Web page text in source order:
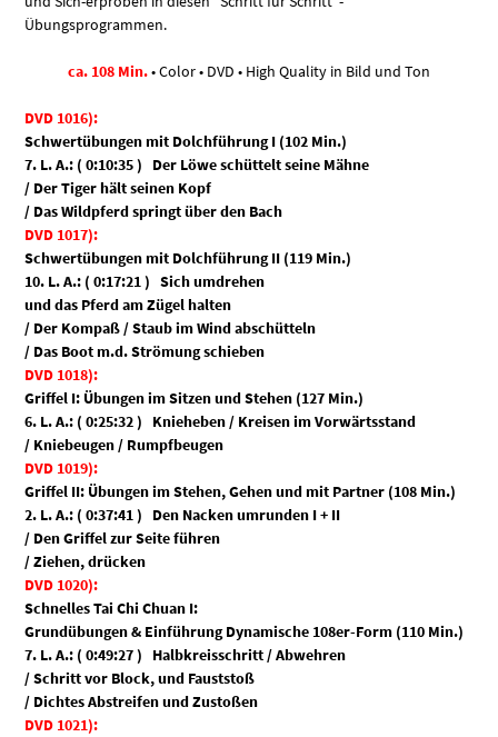
Übungsprogrammen.
ca. 108 Min.• Color • DVD • High Quality in Bild und Ton
DVD 1016):
Schwertübungen mit Dolchführung I (102 Min.)
7. L. A.: ( 0:10:35 ) Der Löwe schüttelt seine Mähne
/ Der Tiger hält seinen Kopf
/ Das Wildpferd springt über den Bach
DVD 1017):
Schwertübungen mit Dolchführung II (119 Min.)
10. L. A.: ( 0:17:21 ) Sich umdrehen
und das Pferd am Zügel halten
/ Der Kompaß / Staub im Wind abschütteln
/ Das Boot m.d. Strömung schieben
DVD 1018):
Griffel I: Übungen im Sitzen und Stehen (127 Min.)
6. L. A.: ( 0:25:32 ) Knieheben / Kreisen im Vorwärtsstand
/ Kniebeugen / Rumpfbeugen
DVD 1019):
Griffel II: Übungen im Stehen, Gehen und mit Partner (108 Min.)
2. L. A.: ( 0:37:41 ) Den Nacken umrunden I + II
/ Den Griffel zur Seite führen
/ Ziehen, drücken
DVD 1020):
Schnelles Tai Chi Chuan I:
Grundübungen & Einführung Dynamische 108er-Form (110 Min.)
7. L. A.: ( 0:49:27 ) Halbkreisschritt / Abwehren
/ Schritt vor Block, und Fauststoß
/ Dichtes Abstreifen und Zustoßen
DVD 1021):